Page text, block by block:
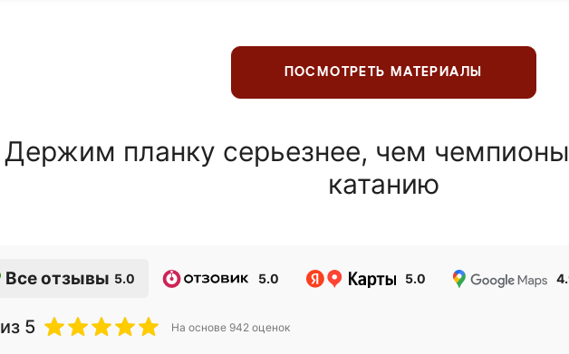
ПОСМОТРЕТЬ МАТЕРИАЛЫ
Держим планку серьезнее, чем
катанию
Все отзывы 5.0 5.0 5.0
из 5 На основе 942 оценок